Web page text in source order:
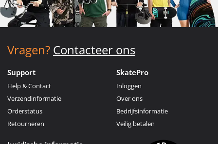
Vragen? Contacteer ons
Support
Help & Contact
Verzendinformatie
Orderstatus
Retourneren
SkatePro
Inloggen
Over ons
Bedrijfsinformatie
Veilig betalen